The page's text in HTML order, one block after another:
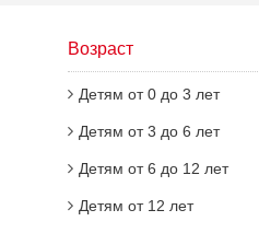
Возраст
Детям от 0 до 3 лет
Детям от 3 до 6 лет
Детям от 6 до 12 лет
Детям от 12 лет